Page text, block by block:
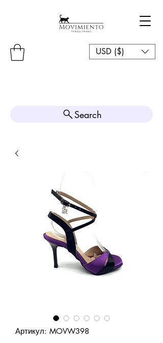
USD ($)
Search
Артикул: MOVW398